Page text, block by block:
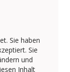
Sie haben
Sie
und
Inhalt